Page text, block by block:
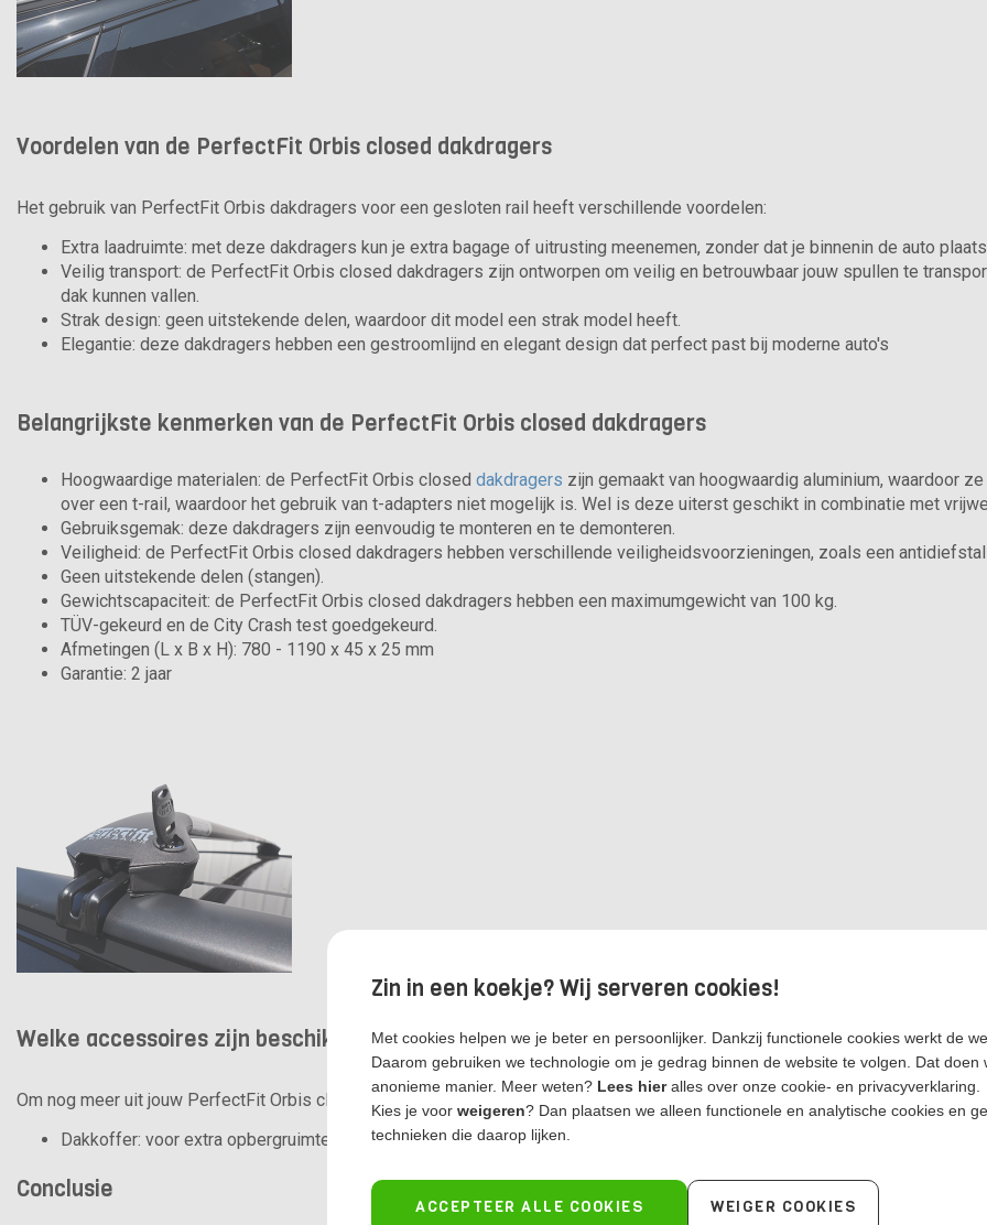
Voordelen van de PerfectFit Orbis closed dakdragers
Het gebruik van PerfectFit Orbis dakdragers voor een gesloten rail heeft verschillende voordelen:
Extra laadruimte: met deze dakdragers kun je extra bagage of uitrusting meenemen, zonder dat je binnenin de auto
Veilig transport: de PerfectFit Orbis closed dakdragers zijn ontworpen om veilig en betrouwbaar jouw spullen te
dak kunnen vallen.
Strak design: geen uitstekende delen, waardoor dit model een strak model heeft.
Elegantie: deze dakdragers hebben een gestroomlijnd en elegant design dat perfect past bij moderne auto's
Belangrijkste kenmerken van de PerfectFit Orbis closed dakdragers
Hoogwaardige materialen: de PerfectFit Orbis closed dakdragers zijn gemaakt van hoogwaardig aluminium, waardoor
over een t-rail, waardoor het gebruik van t-adapters niet mogelijk is. Wel is deze uiterst geschikt in combinatie met
Gebruiksgemak: deze dakdragers zijn eenvoudig te monteren en te demonteren.
Veiligheid: de PerfectFit Orbis closed dakdragers hebben verschillende veiligheidsvoorzieningen, zoals een
Geen uitstekende delen (stangen).
Gewichtscapaciteit: de PerfectFit Orbis closed dakdragers hebben een maximumgewicht van 100 kg.
TÜV-gekeurd en de City Crash test goedgekeurd.
Afmetingen (L x B x H): 780 - 1190 x 45 x 25 mm
Garantie: 2 jaar
Welke accessoires zijn beschikbaar voor de PerfectFit Orbis closed dakdragers?
Om nog meer uit jouw PerfectFit Orbis closed dakdragers te halen, kun je gebruik maken van verschillende accessoires, zoals:
Dakkoffer: voor extra opbergruimte bovenop de dakdragers.
Conclusie
Zin in een koekje? Wij serveren cookies!
Met cookies helpen we je beter en persoonlijker. Dankzij functionele cookies werkt de
Daarom gebruiken we technologie om je gedrag binnen de website te volgen. Dat doen
anonieme manier. Meer weten? Lees hier alles over onze cookie- en privacyverklaring.
Kies je voor weigeren? Dan plaatsen we alleen functionele en analytische cookies en
technieken die daarop lijken.
ACCEPTEER ALLE COOKIES WEIGER COOKIES